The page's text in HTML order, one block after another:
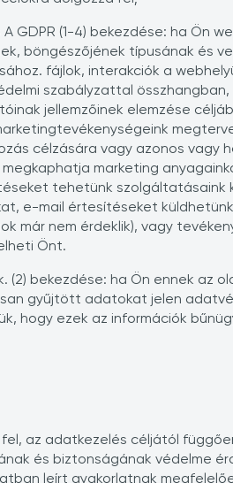
GDPR (1-4) bekezdése: ha Ön
böngészőjének típusának és
fájlok, interakciók a
szabályzattal összhangban,
jellemzőinek elemzése
célzására vagy azonos vagy
marketing
tehetünk szolgáltatásaink
e-mail értesítéseket
már nem érdeklik), vagy
Önt.
(2) bekezdése: ha Ön ennek az
gyűjtött adatokat jelen
hogy ezek az információk
az adatkezelés céljától
és biztonságának védelme
leírt gyakorlatnak